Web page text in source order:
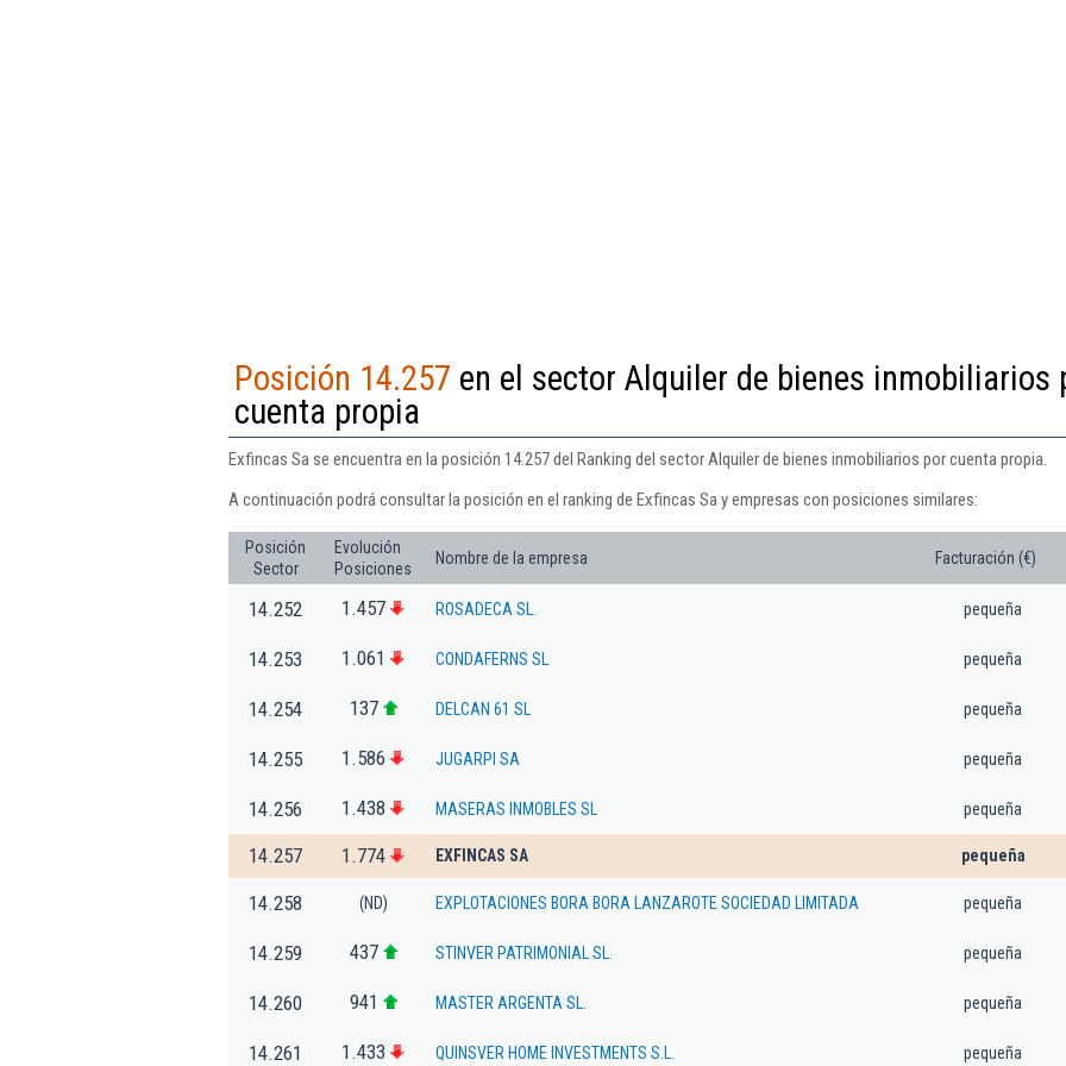
Posición 14.257 en el sector Alquiler de bienes inmobiliarios
cuenta propia
Exfincas Sa se encuentra en la posición 14.257 del Ranking del sector Alquiler de bienes inmobiliarios por cuenta propia.
A continuación podrá consultar la posición en el ranking de Exfincas Sa y empresas con posiciones similares:
Posición
Sector
Evolución
Posiciones
Nombre de la empresa Facturación (€)
14.252 1.457 ROSADECA SL. pequeña
14.253 1.061 CONDAFERNS SL pequeña
14.254 137 DELCAN 61 SL pequeña
14.255 1.586 JUGARPI SA pequeña
14.256 1.438 MASERAS INMOBLES SL pequeña
14.257 1.774 EXFINCAS SA pequeña
14.258 (ND) EXPLOTACIONES BORA BORA LANZAROTE SOCIEDAD LIMITADA pequeña
14.259 437 STINVER PATRIMONIAL SL. pequeña
14.260 941 MASTER ARGENTA SL. pequeña
14.261 1.433 QUINSVER HOME INVESTMENTS S.L. pequeña